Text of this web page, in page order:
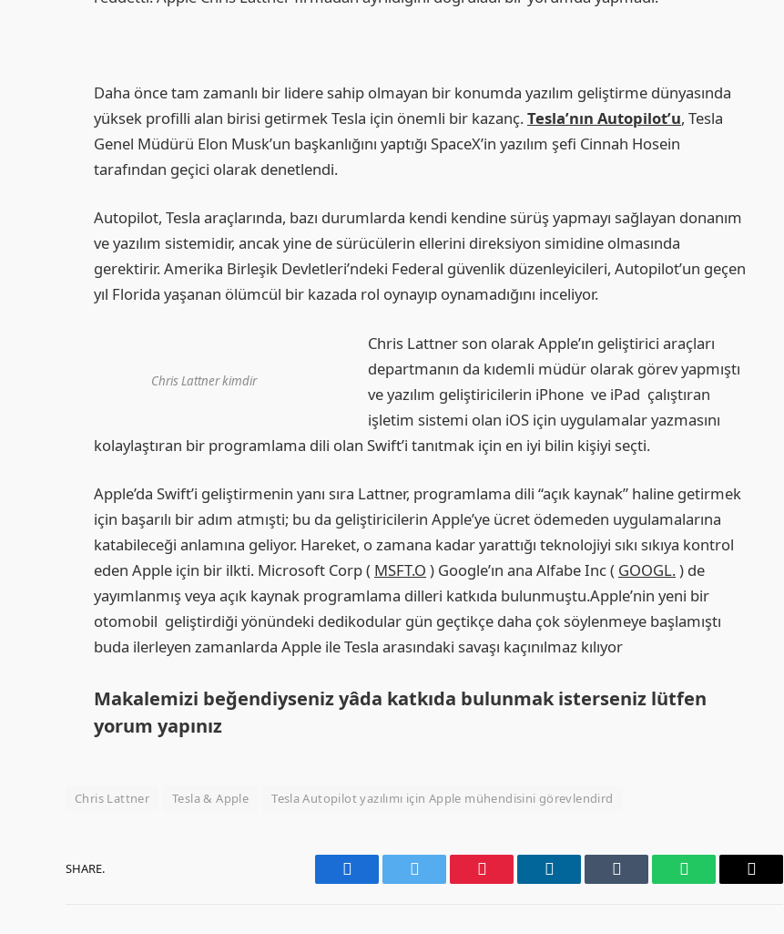
Daha önce tam zamanlı bir lidere sahip olmayan bir konumda yazılım geliştirme dünyasında
yüksek profilli alan birisi getirmek Tesla için önemli bir kazanç.Tesla’nın Autopilot’u, Tesla
Genel Müdürü Elon Musk’un başkanlığını yaptığı SpaceX’in yazılım şefi Cinnah Hosein
tarafından geçici olarak denetlendi.
Autopilot, Tesla araçlarında, bazı durumlarda kendi kendine sürüş yapmayı sağlayan donanım
ve yazılım sistemidir, ancak yine de sürücülerin ellerini direksiyon simidine olmasında
gerektirir. Amerika Birleşik Devletleri’ndeki Federal güvenlik düzenleyicileri, Autopilot’un geçen
yıl Florida yaşanan ölümcül bir kazada rol oynayıp oynamadığını inceliyor.
Chris Lattner kimdir
Chris Lattner son olarak Apple’ın geliştirici araçları
departmanın da kıdemli müdür olarak görev yapmıştı
ve yazılım geliştiricilerin iPhone ve iPad çalıştıran
işletim sistemi olan iOS için uygulamalar yazmasını
kolaylaştıran bir programlama dili olan Swift’i tanıtmak için en iyi bilin kişiyi seçti.
Apple’da Swift’i geliştirmenin yanı sıra Lattner, programlama dili “açık kaynak” haline getirmek
için başarılı bir adım atmışti; bu da geliştiricilerin Apple’ye ücret ödemeden uygulamalarına
katabileceği anlamına geliyor. Hareket, o zamana kadar yarattığı teknolojiyi sıkı sıkıya kontrol
eden Apple için bir ilkti. Microsoft Corp ( MSFT.O ) Google’ın ana Alfabe Inc ( GOOGL.) de
yayımlanmış veya açık kaynak programlama dilleri katkıda bulunmuştu.Apple’nin yeni bir
otomobil geliştirdiği yönündeki dedikodular gün geçtikçe daha çok söylenmeye başlamıştı
buda ilerleyen zamanlarda Apple ile Tesla arasındaki savaşı kaçınılmaz kılıyor
Makalemizi beğendiyseniz yâda katkıda bulunmak isterseniz lütfen
yorum yapınız
Chris Lattner Tesla & Apple Tesla Autopilot yazılımı için Apple mühendisini görevlendird
SHARE.
Facebook Twitter Pinterest LinkedIn Tumblr WhatsAppEmail